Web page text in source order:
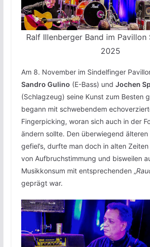
Ralf Illenberger Band im Pavillon
2025
Am 8. November im Sindelfinger
Sandro Gulino (E-Bass) und Jochen
(Schlagzeug) seine Kunst zum Besten
begann mit schwebendem
Fingerpicking, woran sich auch in der
ändern sollte. Den überwiegend älteren
gefiel’s, durfte man doch in alten
von Aufbruchstimmung und bisweilen
Musikkonsum mit entsprechenden „
geprägt war.